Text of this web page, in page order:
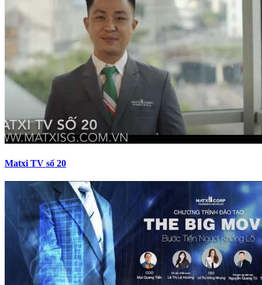
Matxi TV số 20